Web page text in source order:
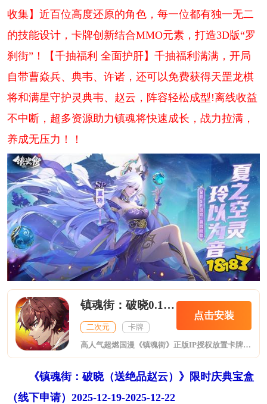
收集】近百位高度还原的角色，每一位都有独一无二
的技能设计，卡牌创新结合MMO元素，打造3D版“罗
刹街”！【千抽福利 全面护肝】千抽福利满满，开局
自带曹焱兵、典韦、许诸，还可以免费获得天罡龙棋
将和满星守护灵典韦、赵云，阵容轻松成型!离线收益
不中断，超多资源助力镇魂将快速成长，战力拉满，
养成无压力！！
镇魂街：破晓0.1折正版授权删测
二次元 卡牌
点击安装
高人气超燃国漫《镇魂街》正版IP授权放置卡牌手游《镇魂街：破晓》重磅来袭！历时3年匠心打造，完美还原经典角色、技能和场景！镇魂将，唤醒你的武神躯，组建镇魂天团，和曹焱兵一起为了守护罗刹街而战吧！【超燃国漫 经典重现】完美还原动画剧情，与曹焱兵、夏玲、许褚等众多经典角色一起对抗神武营天罡龙棋将，守护罗刹街！【多维策略 人灵合击】游戏打破传统回合制玩法，以放置卡牌打斗为核心，独创了“人灵合击”玩法，不
《镇魂街：破晓（送绝品赵云）》限时庆典宝盒
（线下申请）2025-12-19-2025-12-22